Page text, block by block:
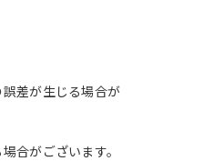
差が生じる場合が
合がございます。